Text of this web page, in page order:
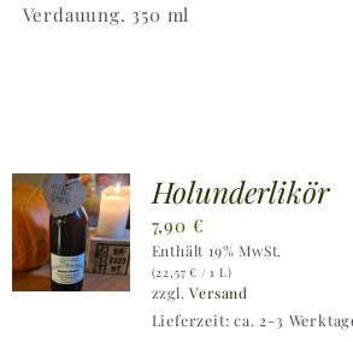
Verdauung. 350 ml
Holunderlikör
7,90 €
Enthält 19% MwSt.
(22,57€ / 1 L)
zzgl.Versand
Lieferzeit: ca. 2-3